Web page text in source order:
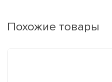
Похожие товары